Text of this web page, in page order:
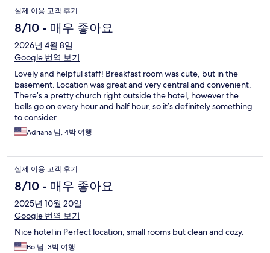
실제 이용 고객 후기
8/10 - 매우 좋아요
2026년 4월 8일
Google 번역 보기
Lovely and helpful staff! Breakfast room was cute, but in the
basement. Location was great and very central and convenient.
There’s a pretty church right outside the hotel, however the
bells go on every hour and half hour, so it’s definitely something
to consider.
Adriana 님, 4박 여행
실제 이용 고객 후기
8/10 - 매우 좋아요
2025년 10월 20일
Google 번역 보기
Nice hotel in Perfect location; small rooms but clean and cozy.
Bo 님, 3박 여행